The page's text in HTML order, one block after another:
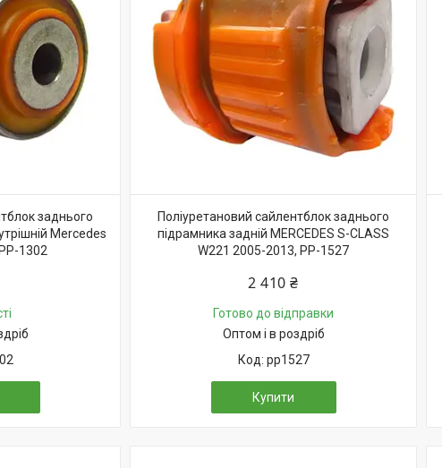
заднього
Mercedes
1302
Поліуретановий cайлентблок заднього
підрамника задній MERCEDES S-CLASS
W221 2005-2013, PP-1527
2 410 ₴
Готово до відправки
Оптом і в роздріб
pp1527
Купити